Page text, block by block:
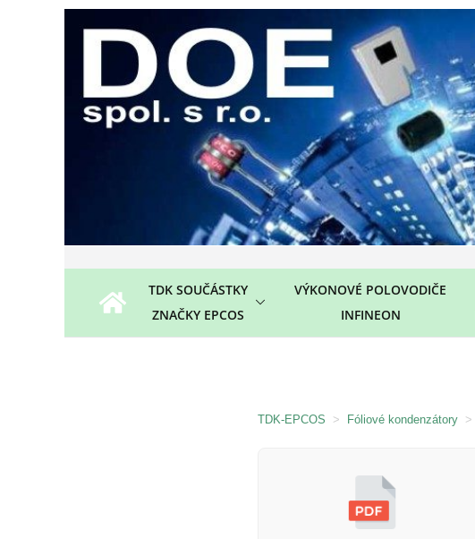
TDK SOUČÁSTKY
ZNAČKY EPCOS
VÝKONOVÉ POLOVODIČE
INFINEON
TDK-EPCOS > Fóliové kondenzátory >